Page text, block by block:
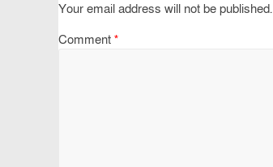
Your email address will not be published.
Comment *